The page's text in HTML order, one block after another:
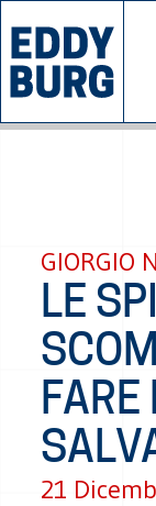
GIORGIO
LE
FARE
21